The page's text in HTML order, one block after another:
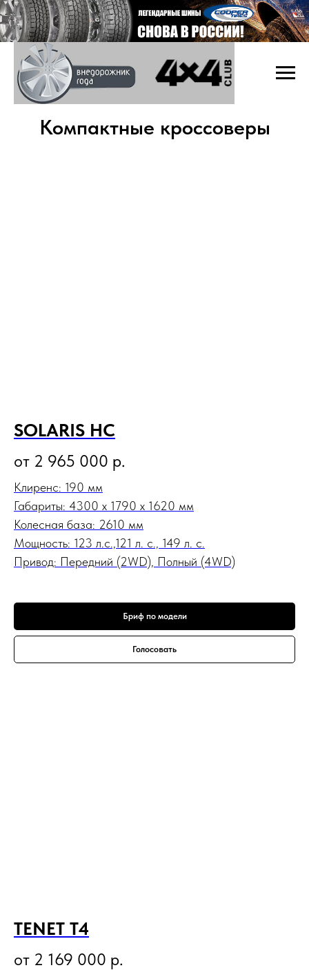
Компактные кроссоверы
SOLARIS HC
от 2 965 000 р.
Клиренс: 190 мм
Габариты: 4300 х 1790 х 1620 мм
Колесная база: 2610 мм
Мощность: 123 л.с.,121 л. с., 149 л. с.
Привод: Передний (2WD), Полный (4WD)
Бриф по модели
Голосовать
TENET T4
от 2 169 000 р.